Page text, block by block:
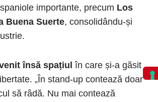
importante, precum Los
Buena Suerte, consolidându-și
însă spațiul în care și-a găsit
„În stand-up contează doar
să râdă. Nu mai contează